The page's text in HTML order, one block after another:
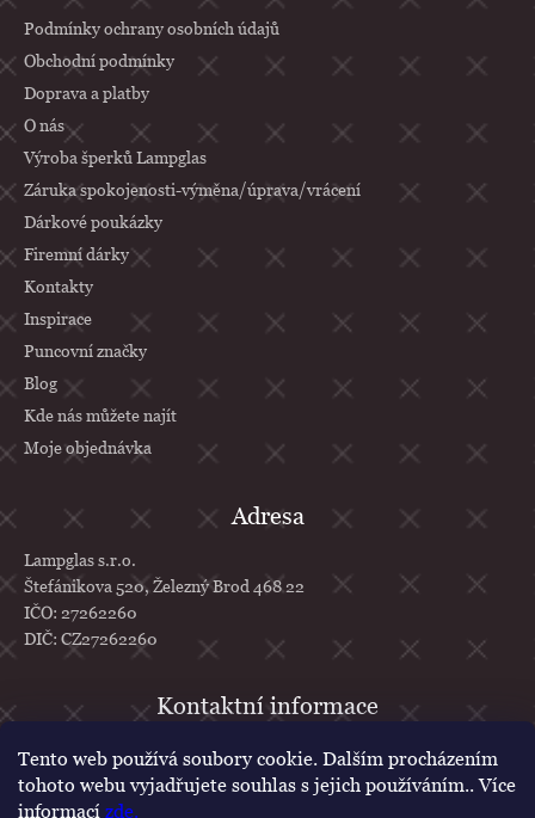
Tento web používá soubory cookie. Dalším procházením
tohoto webu vyjadřujete souhlas s jejich používáním.. Více
informací zde.
a
í
Podmínky ochrany osobních údajů
Obchodní podmínky
Doprava a platby
O nás
Výroba šperků Lampglas
Záruka spokojenosti-výměna/úprava/vrácení
Dárkové poukázky
Firemní dárky
Kontakty
Inspirace
Puncovní značky
Blog
Kde nás můžete najít
Moje objednávka
Adresa
Lampglas s.r.o.
Štefánikova 520, Železný Brod 468 22
IČO: 27262260
DIČ: CZ27262260
info@lampglas.cz
+420 777 610 707